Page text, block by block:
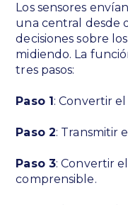
Los sensores
una central desde
decisiones sobre
midiendo. La
tres pasos:
Paso 1 : Convertir
Paso 2: Transmitir
Paso 3: Convertir
comprensible.